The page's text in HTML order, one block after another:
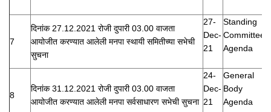
7
दिनांक 27.12.2021 रोजी दुपारी 03.00 वाजता
आयोजीत करण्यात आलेली मनपा स्थायी समितीच्या सभेची
सुचना
27-
Dec-
21
Standing
Committee
Agenda
8
दिनांक 31.12.2021 रोजी दुपारी 03.00 वाजता
आयोजीत करण्यात आलेली मनपा सर्वसाधारण सभेची सुचना
24-
Dec-
21
General
Body
Agenda